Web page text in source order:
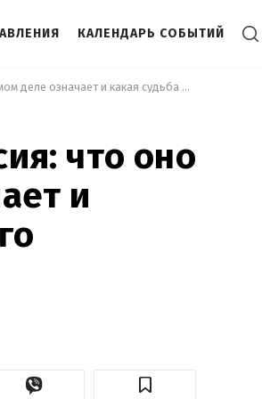
КАЛЕНДАРЬ СОБЫТИЙ
Тайна имени Анастасия: что оно на самом деле означает и какая судьба ждет его обладательниц
что оно
и